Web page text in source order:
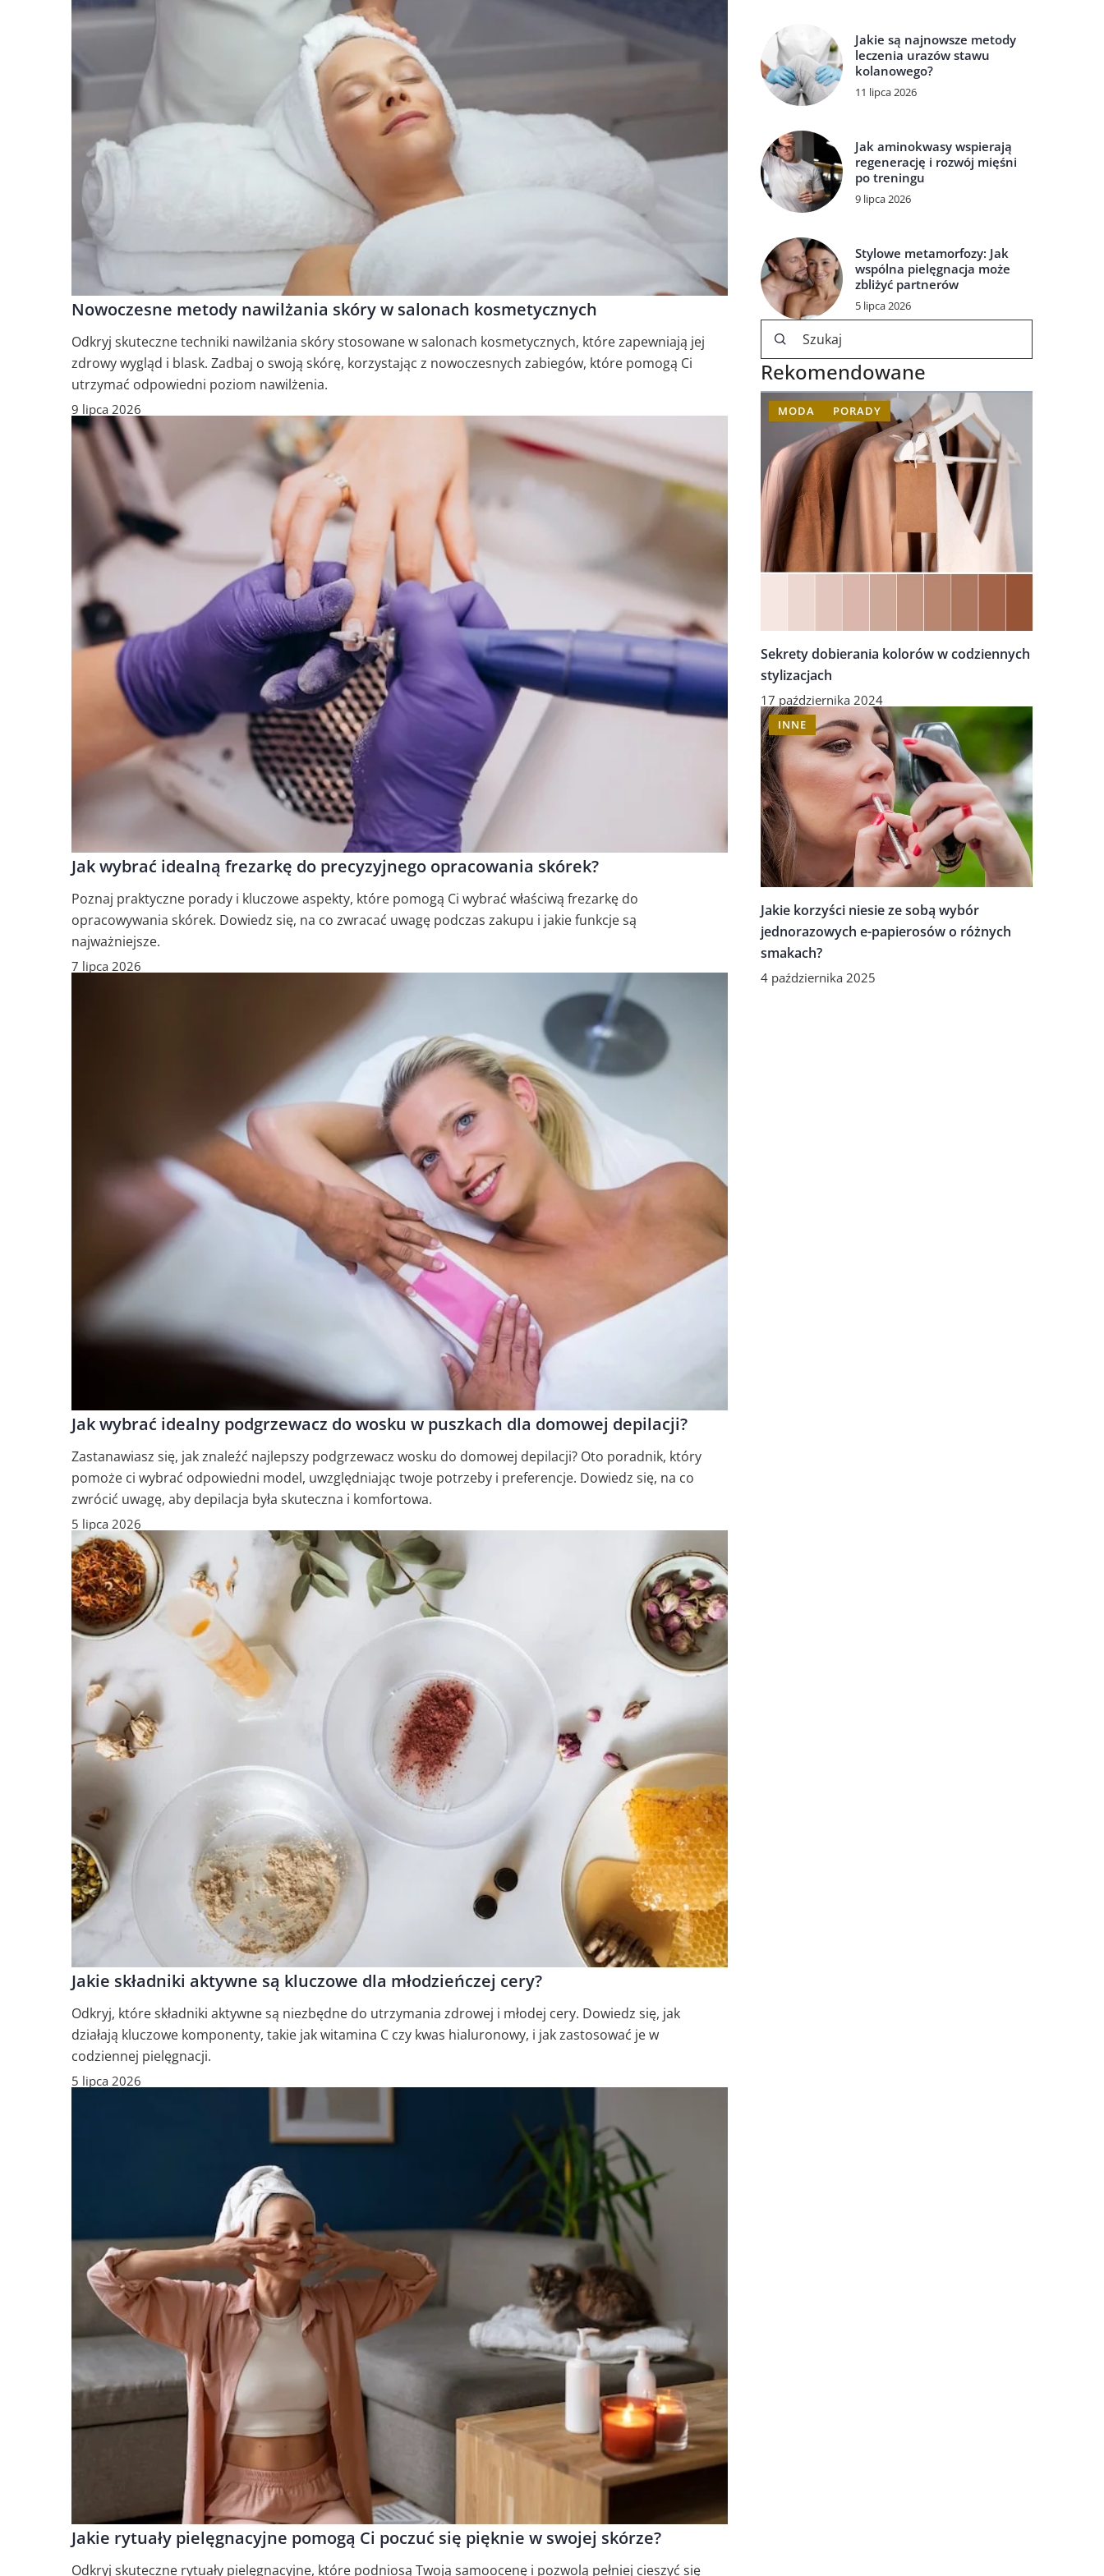
Nowoczesne metody nawilżania skóry w salonach kosmetycznych
Odkryj skuteczne techniki nawilżania skóry stosowane w salonach kosmetycznych, które zapewniają jej
zdrowy wygląd i blask. Zadbaj o swoją skórę, korzystając z nowoczesnych zabiegów, które pomogą Ci
utrzymać odpowiedni poziom nawilżenia.
9 lipca 2026
Jak wybrać idealną frezarkę do precyzyjnego opracowania skórek?
Poznaj praktyczne porady i kluczowe aspekty, które pomogą Ci wybrać właściwą frezarkę do
opracowywania skórek. Dowiedz się, na co zwracać uwagę podczas zakupu i jakie funkcje są
najważniejsze.
7 lipca 2026
Jak wybrać idealny podgrzewacz do wosku w puszkach dla domowej depilacji?
Zastanawiasz się, jak znaleźć najlepszy podgrzewacz wosku do domowej depilacji? Oto poradnik, który
pomoże ci wybrać odpowiedni model, uwzględniając twoje potrzeby i preferencje. Dowiedz się, na co
zwrócić uwagę, aby depilacja była skuteczna i komfortowa.
5 lipca 2026
Jakie składniki aktywne są kluczowe dla młodzieńczej cery?
Odkryj, które składniki aktywne są niezbędne do utrzymania zdrowej i młodej cery. Dowiedz się, jak
działają kluczowe komponenty, takie jak witamina C czy kwas hialuronowy, i jak zastosować je w
codziennej pielęgnacji.
5 lipca 2026
Jakie rytuały pielęgnacyjne pomogą Ci poczuć się pięknie w swojej skórze?
Odkryj skuteczne rytuały pielęgnacyjne, które podniosą Twoją samoocenę i pozwolą pełniej cieszyć się
Jakie są najnowsze metody
leczenia urazów stawu
kolanowego?
11 lipca 2026
Jak aminokwasy wspierają
regenerację i rozwój mięśni
po treningu
9 lipca 2026
Stylowe metamorfozy: Jak
wspólna pielęgnacja może
zbliżyć partnerów
5 lipca 2026
Rekomendowane
MODA PORADY
Sekrety dobierania kolorów w codziennych
stylizacjach
17 października 2024
INNE
Jakie korzyści niesie ze sobą wybór
jednorazowych e-papierosów o różnych
smakach?
4 października 2025